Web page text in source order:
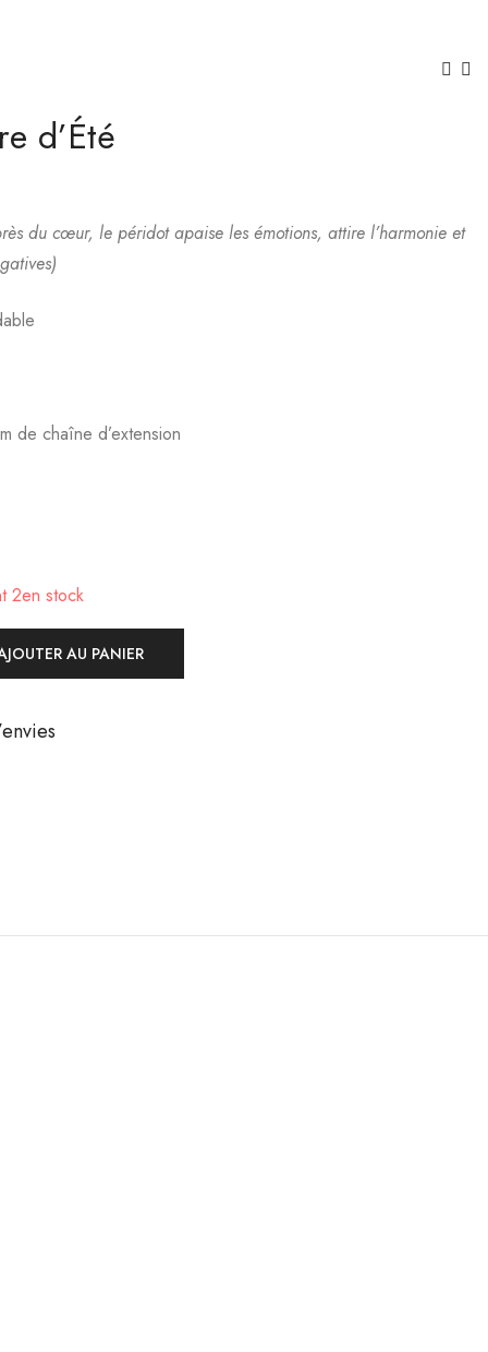
d’Été
du cœur, le péridot apaise les émotions, attire l’harmonie et
de chaîne d’extension
2en stock
AU PANIER